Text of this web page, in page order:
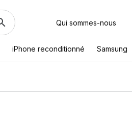
Qui sommes-nous
iPhone reconditionné Samsung